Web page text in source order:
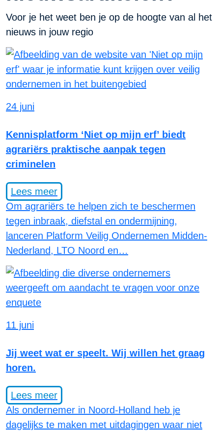
Voor je het weet ben je op de hoogte van al het
nieuws in jouw regio
24 juni
Kennisplatform ‘Niet op mijn erf’ biedt
agrariërs praktische aanpak tegen
criminelen
Lees meer
Om agrariërs te helpen zich te beschermen
tegen inbraak, diefstal en ondermijning,
lanceren Platform Veilig Ondernemen Midden-
Nederland, LTO Noord en…
11 juni
Jij weet wat er speelt. Wij willen het graag
horen.
Lees meer
Als ondernemer in Noord-Holland heb je
dagelijks te maken met uitdagingen waar niet